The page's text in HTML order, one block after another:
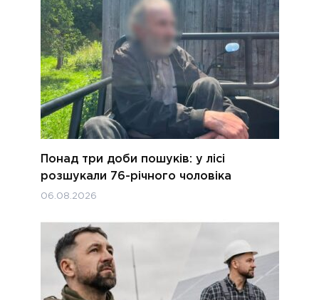
Понад три доби пошуків: у лісі
розшукали 76-річного чоловіка
06.08.2026